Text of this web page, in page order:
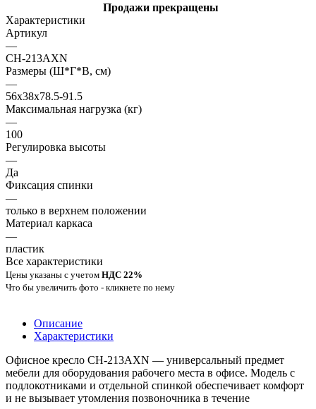
Продажи прекращены
Характеристики
Артикул
—
CH-213AXN
Размеры (Ш*Г*В, см)
—
56х38х78.5-91.5
Максимальная нагрузка (кг)
—
100
Регулировка высоты
—
Да
Фиксация спинки
—
только в верхнем положении
Материал каркаса
—
пластик
Все характеристики
Цены указаны с учетом НДС 22%
Что бы увеличить фото - кликнете по нему
Описание
Характеристики
Офисное кресло CH-213AXN — универсальный предмет
мебели для оборудования рабочего места в офисе. Модель с
подлокотниками и отдельной спинкой обеспечивает комфорт
и не вызывает утомления позвоночника в течение